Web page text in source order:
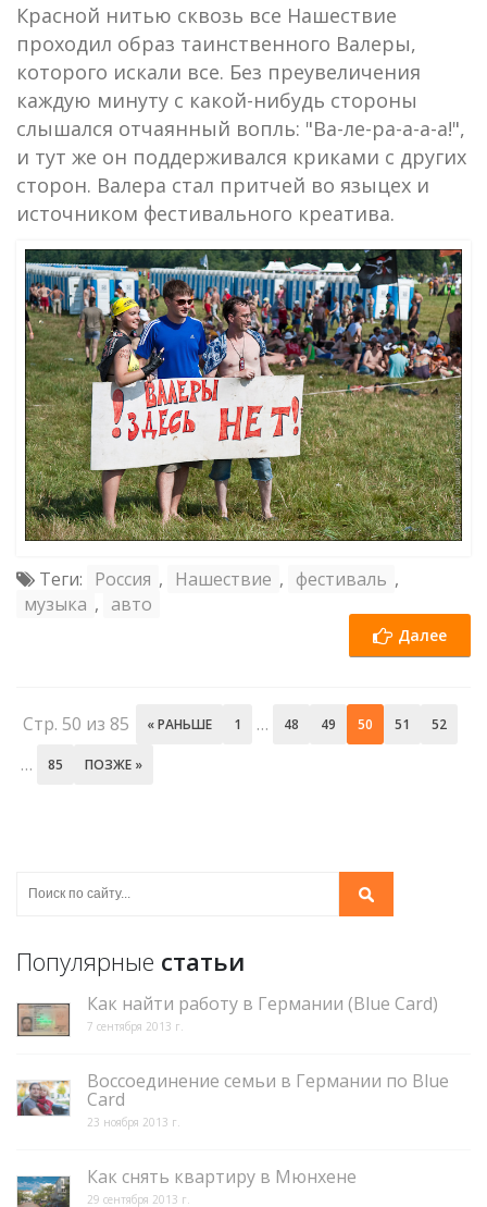
Красной нитью сквозь все Нашествие
проходил образ таинственного Валеры,
которого искали все. Без преувеличения
каждую минуту с какой-нибудь стороны
слышался отчаянный вопль: "Ва-ле-ра-а-а-а!",
и тут же он поддерживался криками с других
сторон. Валера стал притчей во языцех и
источником фестивального креатива.
Теги: Россия , Нашествие , фестиваль ,
музыка , авто
Далее
Стр. 50 из 85 « РАНЬШЕ 1 … 48 49 50 51 52
… 85 ПОЗЖЕ »
Популярные статьи
Как найти работу в Германии (Blue Card)
7 сентября 2013 г.
Воссоединение семьи в Германии по Blue
Card
23 ноября 2013 г.
Как снять квартиру в Мюнхене
29 сентября 2013 г.